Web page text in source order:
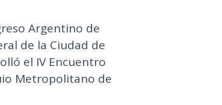
Argentino de
de la Ciudad de
el IV Encuentro
Metropolitano de